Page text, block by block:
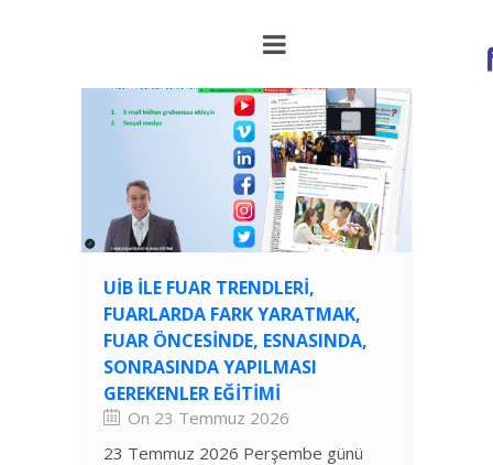
UİB ILE FUAR TRENDLERI,
FUARLARDA FARK YARATMAK,
FUAR ÖNCESINDE, ESNASINDA,
SONRASINDA YAPILMASI
GEREKENLER EĞITIMI
On 23 Temmuz 2026
23 Temmuz 2026 Perşembe günü